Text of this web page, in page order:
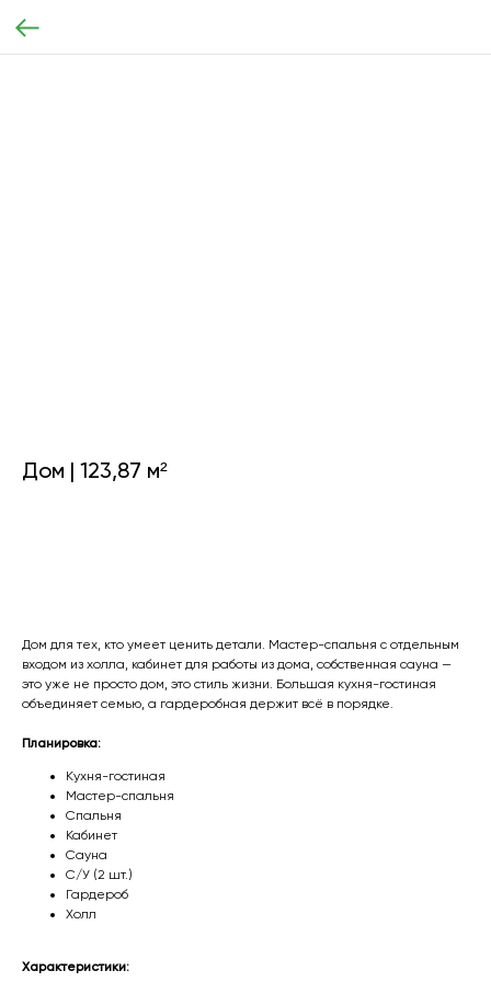
Дом | 123,87 м²
Дом для тех, кто умеет ценить детали. Мастер-спальня с отдельным
входом из холла, кабинет для работы из дома, собственная сауна —
это уже не просто дом, это стиль жизни. Большая кухня-гостиная
объединяет семью, а гардеробная держит всё в порядке.
Планировка:
Кухня-гостиная
Мастер-спальня
Спальня
Кабинет
Сауна
С/У (2 шт.)
Гардероб
Холл
Характеристики: